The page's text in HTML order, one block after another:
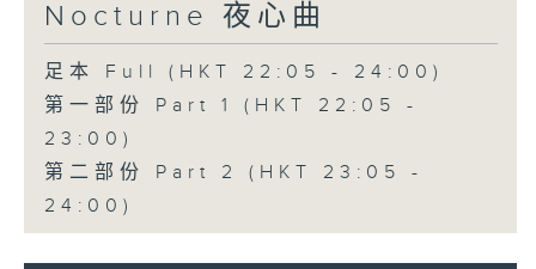
Nocturne 夜心曲
足本 Full (HKT 22:05 - 24:00)
第一部份 Part 1 (HKT 22:05 -
23:00)
第二部份 Part 2 (HKT 23:05 -
24:00)